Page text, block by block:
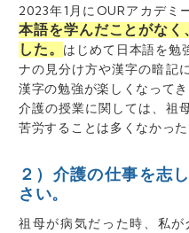
2023年1月にOURアカデミ
本語を学んだことがな
した。 はじめて日本語を勉
ナの見分け方や漢字の暗記
漢字の勉強が楽しくなってき
介護の授業に関しては、祖
苦労することは多くなかった
２）介護の仕事を志
さい。
祖母が病気だった時、私